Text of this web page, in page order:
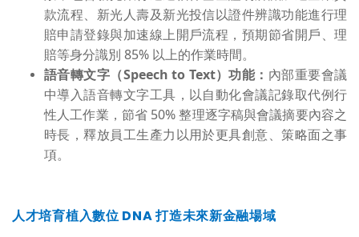
款流程、新光人壽及新光投信以證件辨識功能進行理
賠申請登錄與加速線上開戶流程，預期節省開戶、理
賠等身分識別 85% 以上的作業時間。
語音轉文字（Speech to Text）功能： 內部重要會議
中導入語音轉文字工具，以自動化會議記錄取代例行
性人工作業，節省 50% 整理逐字稿與會議摘要內容之
時長，釋放員工生產力以用於更具創意、策略面之事
項。
人才培育植入數位DNA打造未來新金融場域